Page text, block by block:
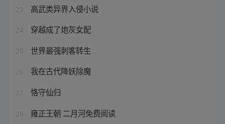
23 高武类异界入侵小说
24 穿越成了炮灰女配
25 世界最强刺客转生
26 我在古代降妖除魔
27 恪守仙归
28 雍正王朝 二月河免费阅读